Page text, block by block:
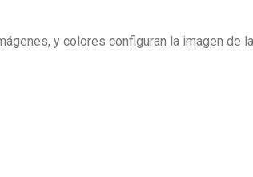
y colores configuran la imagen de